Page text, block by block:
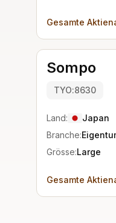
Gesamte
Sompo
TYO:8630
Land:
Japan
Branche:
Grösse:Large
Gesamte